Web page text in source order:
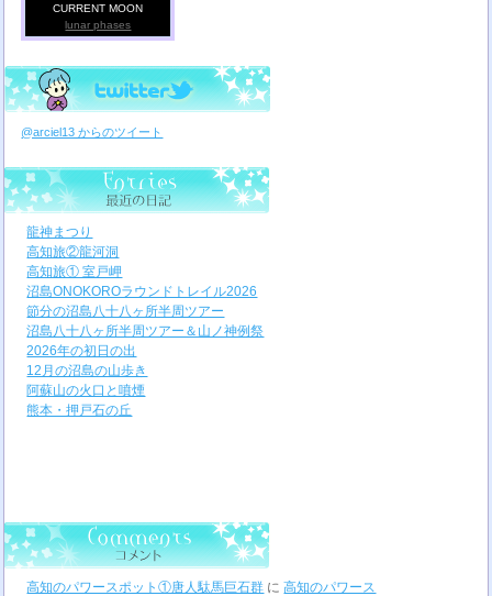
CURRENT MOON
lunar phases
@arciel13 からのツイート
龍神まつり
高知旅②龍河洞
高知旅① 室戸岬
沼島ONOKOROラウンドトレイル2026
節分の沼島八十八ヶ所半周ツアー
沼島八十八ヶ所半周ツアー＆山ノ神例祭
2026年の初日の出
12月の沼島の山歩き
阿蘇山の火口と噴煙
熊本・押戸石の丘
高知のパワースポット①唐人駄馬巨石群 に高知のパワース